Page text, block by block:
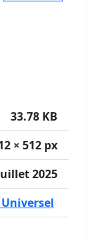
33.78 KB
× 512 px
2025
Universel